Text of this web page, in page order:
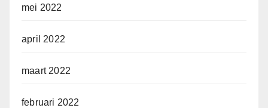
mei 2022
april 2022
maart 2022
februari 2022